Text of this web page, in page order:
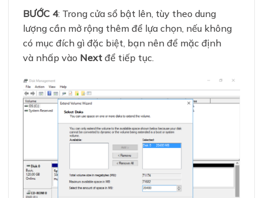
BƯỚC 4: Trong cửa sổ bật lên, tùy theo dung
lượng cần mở rộng thêm để lựa chọn, nếu không
có mục đích gì đặc biệt, bạn nên để mặc định
và nhấp vào Next để tiếp tục.